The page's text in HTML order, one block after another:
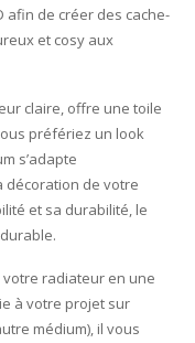
de créer des cache-
et cosy aux
claire, offre une toile
préfériez un look
s’adapte
décoration de votre
et sa durabilité, le
radiateur en une
à votre projet sur
médium), il vous